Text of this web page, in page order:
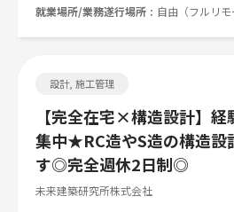
就業場所/業務遂行場所
自由（フルリモ
設計, 施工管理
【完全在宅×構造設計】
集中★RC造やS造の構造設
す◎完全週休2日制◎
未来建築研究所株式会社